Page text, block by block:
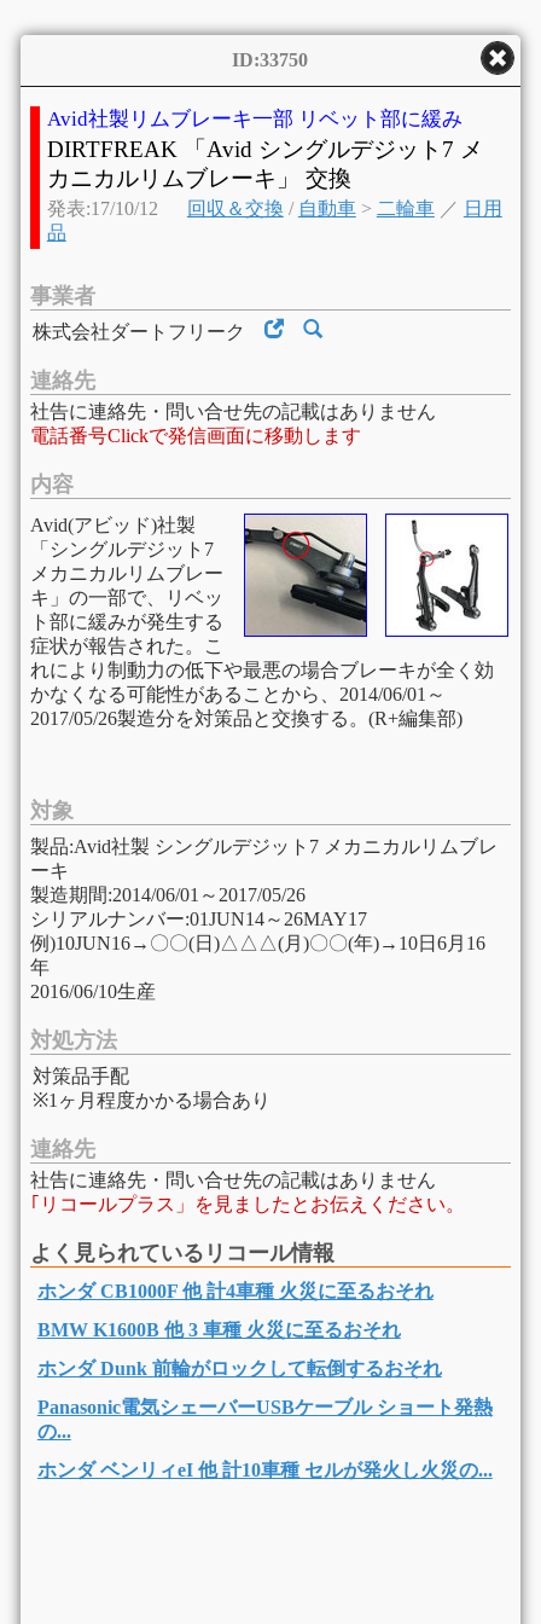
ID:33750
Avid社製リムブレーキ一部 リベット部に緩み
DIRTFREAK 「Avid シングルデジット7 メ
カニカルリムブレーキ」 交換
発表:17/10/12 回収＆交換 / 自動車> 二輪車／ 日用
品
事業者
株式会社ダートフリーク
連絡先
社告に連絡先・問い合せ先の記載はありません
電話番号Clickで発信画面に移動します
内容
Avid(アビッド)社製
「シングルデジット7
メカニカルリムブレー
キ」の一部で、リベッ
ト部に緩みが発生する
症状が報告された。こ
れにより制動力の低下や最悪の場合ブレーキが全く効
かなくなる可能性があることから、2014/06/01～
2017/05/26製造分を対策品と交換する。(R+編集部)
対象
製品:Avid社製 シングルデジット7 メカニカルリムブレ
ーキ
製造期間:2014/06/01～2017/05/26
シリアルナンバー:01JUN14～26MAY17
例)10JUN16→〇〇(日)△△△(月)〇〇(年)→10日6月16
年
2016/06/10生産
対処方法
対策品手配
※1ヶ月程度かかる場合あり
連絡先
社告に連絡先・問い合せ先の記載はありません
｢リコールプラス」を見ましたとお伝えください。
よく見られているリコール情報
ホンダ CB1000F 他 計4車種 火災に至るおそれ
BMW K1600B 他 3 車種 火災に至るおそれ
ホンダ Dunk 前輪がロックして転倒するおそれ
Panasonic電気シェーバーUSBケーブル ショート発熱
の...
ホンダ ベンリィeI 他 計10車種 セルが発火し火災の...